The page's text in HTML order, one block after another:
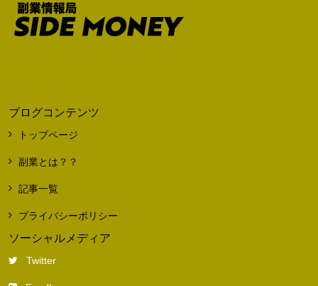
ブログコンテンツ
トップページ
副業とは？？
記事一覧
プライバシーポリシー
ソーシャルメディア
Twitter